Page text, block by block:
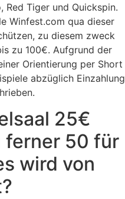
Red Tiger und Quickspin.
Winfest.com qua dieser
zu diesem zweck
zu 100€. Aufgrund der
Orientierung per Short
abzüglich Einzahlung
25€
ferner 50 für
wird von